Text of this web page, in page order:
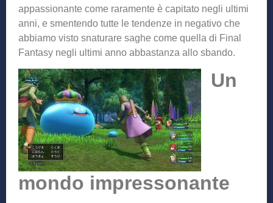
appassionante come raramente è capitato negli ultimi
anni, e smentendo tutte le tendenze in negativo che
abbiamo visto snaturare saghe come quella di Final
Fantasy negli ultimi anno abbastanza allo sbando.
Un
mondo impressonante